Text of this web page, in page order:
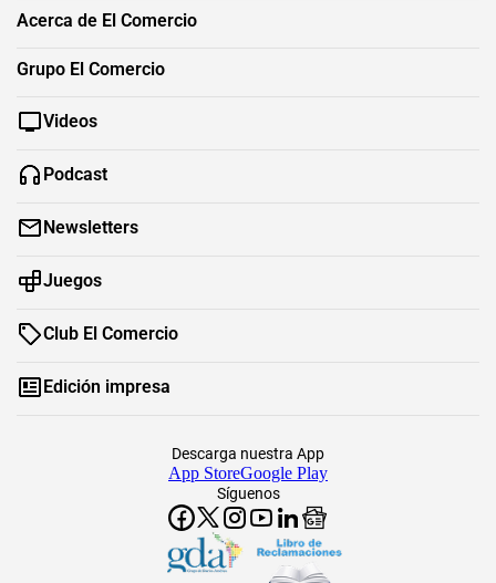
Acerca de El Comercio
Grupo El Comercio
Videos
Podcast
Newsletters
Juegos
Club El Comercio
Edición impresa
Síguenos
Descarga nuestra App
App StoreGoogle Play